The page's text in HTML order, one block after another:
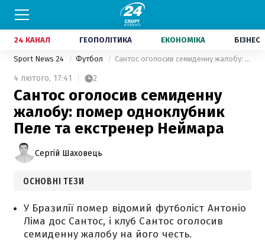
24 КАНАЛ ГЕОПОЛІТИКА ЕКОНОМІКА БІЗНЕС
Sport News 24 Футбол Сантос оголосив семиденну жалобу: помер одноклубник Пеле та екстренер Неймара
4 лютого, 17:41 2
Сантос оголосив семиденну
жалобу: помер одноклубник
Пеле та екстренер Неймара
Сергій Шаховець
ОСНОВНІ ТЕЗИ
У Бразилії помер відомий футболіст Антоніо
Ліма дос Сантос, і клуб Сантос оголосив
семиденну жалобу на його честь.